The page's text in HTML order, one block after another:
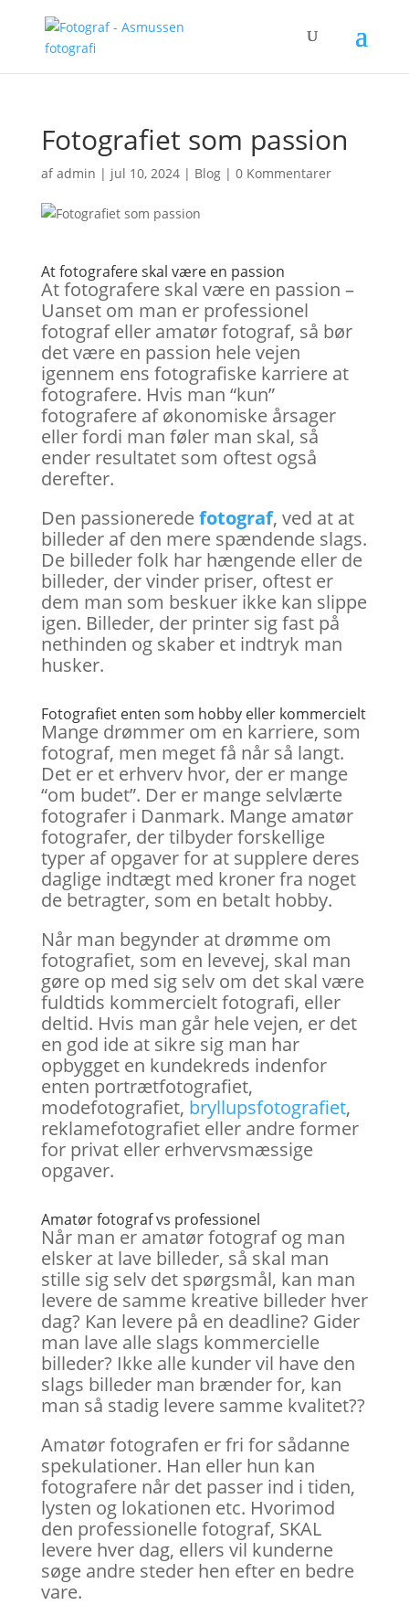
Fotografiet som passion
afadmin | jul 10, 2024| Blog| 0 Kommentarer
At fotografere skal være en passion
At fotografere skal være en passion –
Uanset om man er professionel
fotograf eller amatør fotograf, så bør
det være en passion hele vejen
igennem ens fotografiske karriere at
fotografere. Hvis man “kun”
fotografere af økonomiske årsager
eller fordi man føler man skal, så
ender resultatet som oftest også
derefter.
Den passioneredefotograf, ved at at
billeder af den mere spændende slags.
De billeder folk har hængende eller de
billeder, der vinder priser, oftest er
dem man som beskuer ikke kan slippe
igen. Billeder, der printer sig fast på
nethinden og skaber et indtryk man
husker.
Fotografiet enten som hobby eller kommercielt
Mange drømmer om en karriere, som
fotograf, men meget få når så langt.
Det er et erhverv hvor, der er mange
“om budet”. Der er mange selvlærte
fotografer i Danmark. Mange amatør
fotografer, der tilbyder forskellige
typer af opgaver for at supplere deres
daglige indtægt med kroner fra noget
de betragter, som en betalt hobby.
Når man begynder at drømme om
fotografiet, som en levevej, skal man
gøre op med sig selv om det skal være
fuldtids kommercielt fotografi, eller
deltid. Hvis man går hele vejen, er det
en god ide at sikre sig man har
opbygget en kundekreds indenfor
enten portrætfotografiet,
modefotografiet, bryllupsfotografiet,
reklamefotografiet eller andre former
for privat eller erhvervsmæssige
opgaver.
Amatør fotograf vs professionel
Når man er amatør fotograf og man
elsker at lave billeder, så skal man
stille sig selv det spørgsmål, kan man
levere de samme kreative billeder hver
dag? Kan levere på en deadline? Gider
man lave alle slags kommercielle
billeder? Ikke alle kunder vil have den
slags billeder man brænder for, kan
man så stadig levere samme kvalitet??
Amatør fotografen er fri for sådanne
spekulationer. Han eller hun kan
fotografere når det passer ind i tiden,
lysten og lokationen etc. Hvorimod
den professionelle fotograf, SKAL
levere hver dag, ellers vil kunderne
søge andre steder hen efter en bedre
vare.